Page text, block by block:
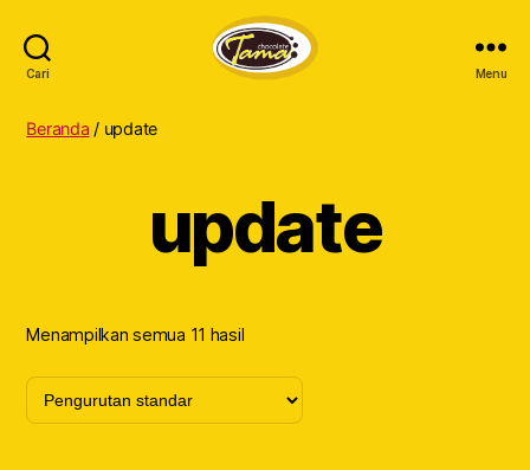
Cari Menu
Beranda / update
update
Menampilkan semua 11 hasil